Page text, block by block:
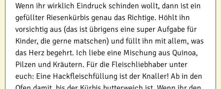
Wenn ihr wirklich Eindruck schinden wollt, dann ist ein
gefüllter Riesenkürbis genau das Richtige. Höhlt ihn
vorsichtig aus (das ist übrigens eine super Aufgabe für
Kinder, die gerne matschen) und füllt ihn mit allem, was
das Herz begehrt. Ich liebe eine Mischung aus Quinoa,
Pilzen und Kräutern. Für die Fleischliebhaber unter
euch: Eine Hackfleischfüllung ist der Knaller! Ab in den